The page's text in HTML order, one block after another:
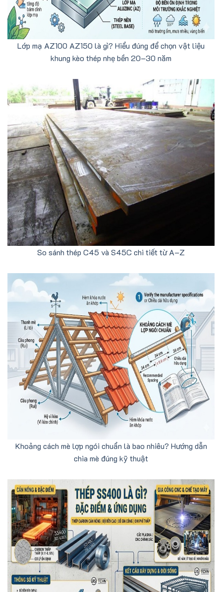
Lớp mạ AZ100 AZ150 là gì? Hiểu đúng để chọn vật liệu
khung kèo thép nhẹ bền 20–30 năm
So sánh thép C45 và S45C chi tiết từ A–Z
Khoảng cách mè lợp ngói chuẩn là bao nhiêu? Hướng dẫn
chia mè đúng kỹ thuật